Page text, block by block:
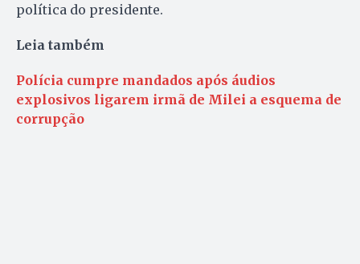
política do presidente.
Leia também
Polícia cumpre mandados após áudios
explosivos ligarem irmã de Milei a esquema de
corrupção